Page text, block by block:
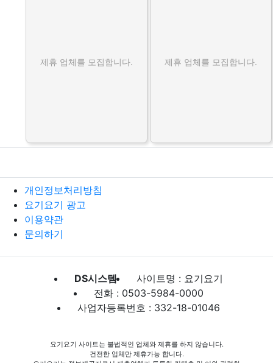
제휴 업체를 모집합니다. 제휴 업체를 모집합니다.
개인정보처리방침
요기요기 광고
이용약관
문의하기
DS시스템
사이트명 : 요기요기
전화 : 0503-5984-0000
사업자등록번호 : 332-18-01046
요기요기 사이트는 불법적인 업체와 제휴를 하지 않습니다.
건전한 업체만 제휴가능 합니다.